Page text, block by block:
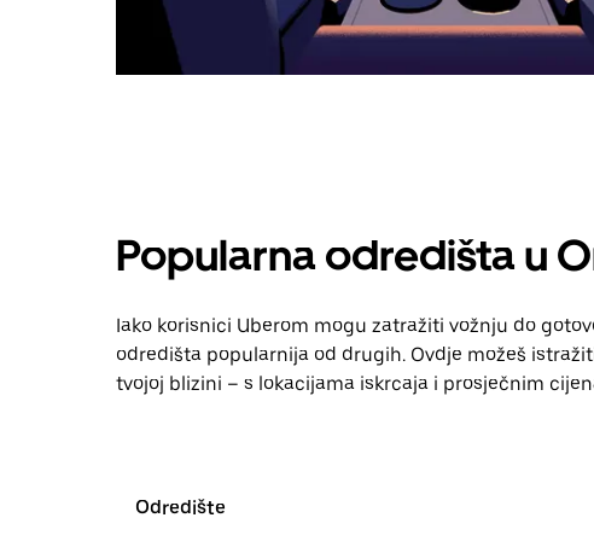
Popularna odredišta u
Iako korisnici Uberom mogu zatražiti vožnju do
odredišta popularnija od drugih. Ovdje možeš
tvojoj blizini – s lokacijama iskrcaja i prosječnim
Odredište